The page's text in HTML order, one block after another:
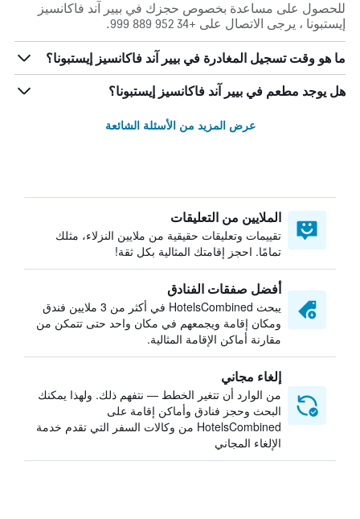
للحصول على مساعدة بخصوص حجزك في بيير آند فاكانسيز
إيستبونا ، يرجى الاتصال على +34 952 889 999.
ما هو وقت تسجيل المغادرة في بيير آند فاكانسيز إيستبونا؟
هل يوجد مطعم في بيير آند فاكانسيز إيستبونا؟
عرض المزيد من الأسئلة الشائعة
الملايين من التعليقات
تقييمات وتعليقات حقيقية من ملايين النزلاء، مثلك
تمامًا. احجز إقامتك المثالية بكل ثقة!
أفضل صفقات الفنادق
يبحث HotelsCombined في أكثر من 3 ملايين فندق
ومكان إقامة ويجمعهم في مكان واحد حتى تتمكن من
مقارنة أماكن الإقامة المثالية.
إلغاء مجاني
من الوارد أن تتغير الخطط — نتفهم ذلك. ولهذا يمكنك
البحث وحجز فنادق وأماكن إقامة على
HotelsCombined من وكالات السفر التي تقدم خدمة
الإلغاء المجاني